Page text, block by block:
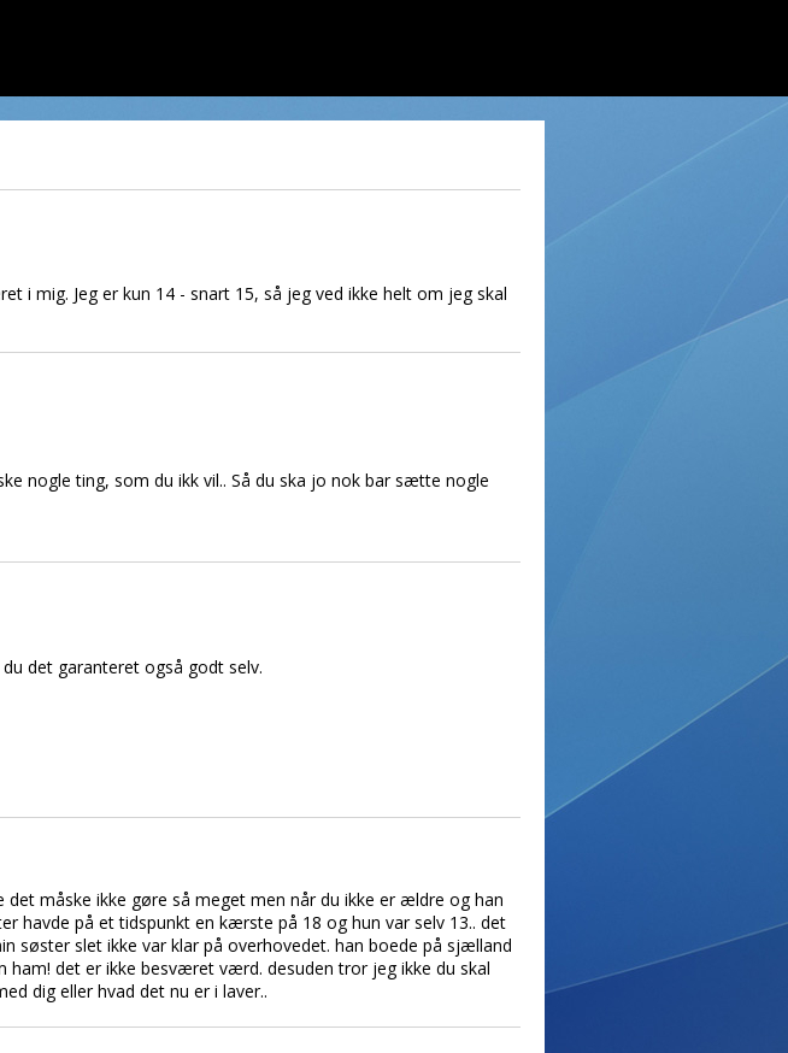
i mig. Jeg er kun 14 - snart 15, så jeg ved ikke helt om jeg skal
nogle ting, som du ikk vil.. Så du ska jo nok bar sætte nogle
det garanteret også godt selv.
måske ikke gøre så meget men når du ikke er ældre og han
havde på et tidspunkt en kærste på 18 og hun var selv 13.. det
søster slet ikke var klar på overhovedet. han boede på sjælland
det er ikke besværet værd. desuden tror jeg ikke du skal
dig eller hvad det nu er i laver..